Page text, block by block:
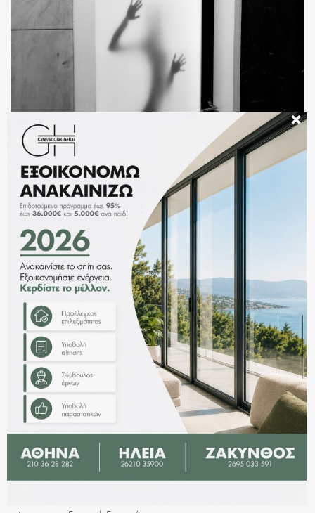
ΞΕΚΙΝΗΣΤΕΜΑΖΙ
ΜΑΣ
Η Glass Hellas είναι μια εταιρεία που μπορεί να αναλάβει
ένα ευρύ φάσμα εργασιών. Το πάθος μας μας οδηγεί να
μεγαλώνουμε και να γινόμαστε καλύτεροι κάθε μέρα.
Έχουμε μεγάλο πελατολόγιο και δραστηριοποιούμαστε